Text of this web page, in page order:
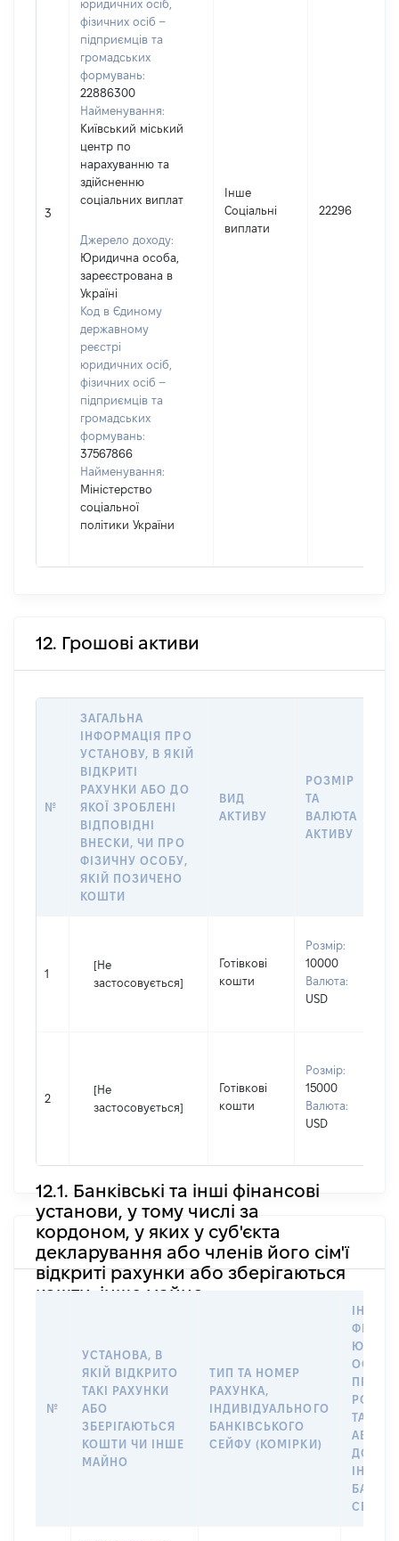
3
юридичних осіб,
фізичних осіб –
підприємців та
громадських
формувань:
22886300
Найменування:
Київський міський
центр по
нарахуванню та
здійсненню
соціальних виплат
Джерело доходу:
Юридична особа,
зареєстрована в
Україні
Код в Єдиному
державному
реєстрі
юридичних осіб,
фізичних осіб –
підприємців та
громадських
формувань:
37567866
Найменування:
Міністерство
соціальної
політики України
Інше
Соціальні
виплати
22296
12. Грошові активи
№
ЗАГАЛЬНА
ІНФОРМАЦІЯ ПРО
УСТАНОВУ, В ЯКІЙ
ВІДКРИТІ
РАХУНКИ АБО ДО
ЯКОЇ ЗРОБЛЕНІ
ВІДПОВІДНІ
ВНЕСКИ, ЧИ ПРО
ФІЗИЧНУ ОСОБУ,
ЯКІЙ ПОЗИЧЕНО
КОШТИ
ВИД
АКТИВУ
РОЗМІР
ТА
ВАЛЮТА
АКТИВУ
1
[Не
застосовується]
Готівкові
кошти
Розмір:
10000
Валюта:
USD
2
[Не
застосовується]
Готівкові
кошти
Розмір:
15000
Валюта:
USD
12.1. Банківські та інші фінансові
установи, у тому числі за
кордоном, у яких у суб'єкта
декларування або членів його сім'ї
відкриті рахунки або зберігаються
кошти, інше майно
№
УСТАНОВА, В
ЯКІЙ ВІДКРИТО
ТАКІ РАХУНКИ
АБО
ЗБЕРІГАЮТЬСЯ
КОШТИ ЧИ ІНШЕ
МАЙНО
ТИП ТА НОМЕР
РАХУНКА,
ІНДИВІДУАЛЬНОГО
БАНКІВСЬКОГО
СЕЙФУ (КОМІРКИ)
ПРАВО
ТАКИМ
АБО
ДО
СЕЙФУ